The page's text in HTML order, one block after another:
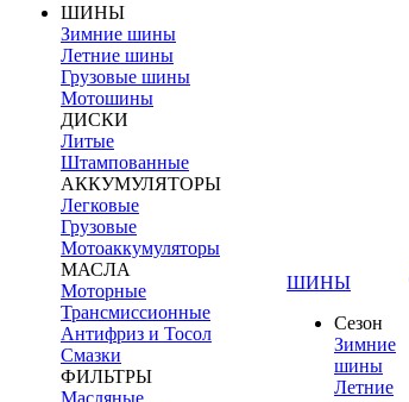
ШИНЫ
Зимние шины
Летние шины
Грузовые шины
Мотошины
ДИСКИ
Литые
Штампованные
АККУМУЛЯТОРЫ
Легковые
Грузовые
Мотоаккумуляторы
МАСЛА
Моторные
Трансмиссионные
Антифриз и Тосол
Смазки
ФИЛЬТРЫ
Масляные
ШИНЫ
Сезон
Зимние
шины
Летние